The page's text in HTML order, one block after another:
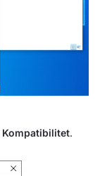
Kompatibilitet.